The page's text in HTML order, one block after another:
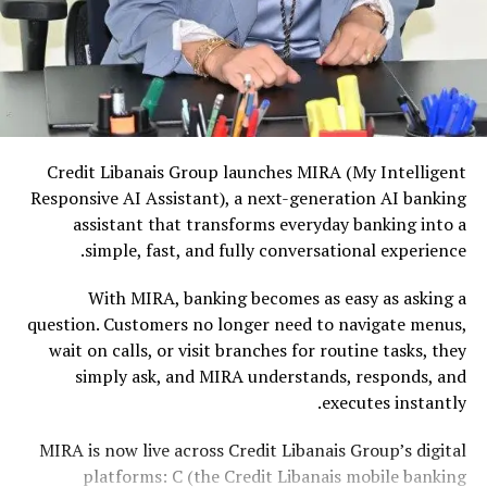
Credit Libanais Group launches MIRA (My Intelligent
Responsive AI Assistant), a next-generation AI banking
assistant that transforms everyday banking into a
simple, fast, and fully conversational experience.
With MIRA, banking becomes as easy as asking a
question. Customers no longer need to navigate menus,
wait on calls, or visit branches for routine tasks, they
simply ask, and MIRA understands, responds, and
executes instantly.
MIRA is now live across Credit Libanais Group’s digital
platforms: C (the Credit Libanais mobile banking